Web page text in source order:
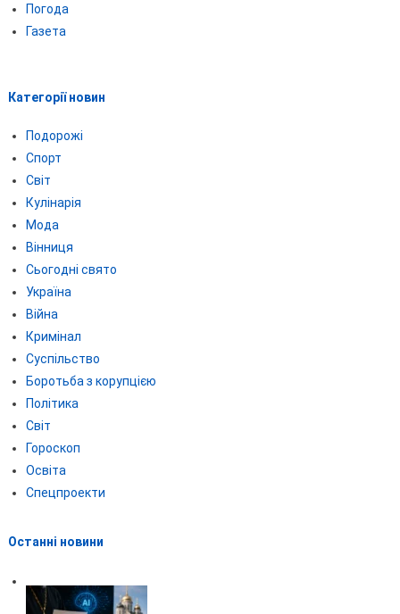
Погода
Газета
Категорії новин
Подорожі
Спорт
Світ
Кулінарія
Мода
Вінниця
Сьогодні свято
Україна
Війна
Кримінал
Суспільство
Боротьба з корупцією
Політика
Світ
Гороскоп
Освіта
Спецпроекти
Останні новини